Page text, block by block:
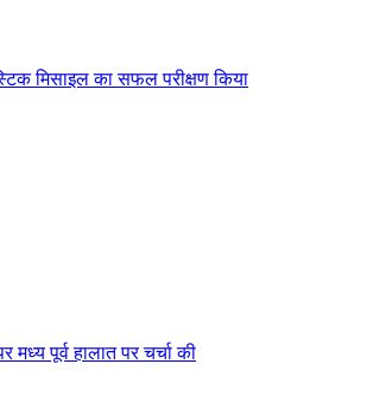
मिसाइल का सफल परीक्षण किया
मध्य पूर्व हालात पर चर्चा की